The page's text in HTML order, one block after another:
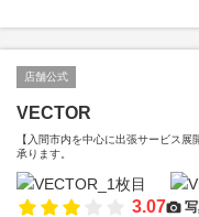
店舗公式
VECTOR
【入間市内を中心に出張サービス
承ります。
3.07